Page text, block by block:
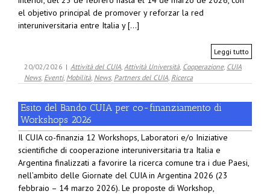
el objetivo principal de promover y reforzar la red
interuniversitaria entre Italia y [...]
Leggi tutto
20/02/2026 | Attività del CUIA, Attività Università, Cooperazione, CUIA
News, Eventi, Mobilità, News, Partners del CUIA, Ricerca
Esito del Bando CUIA per co-finanziamento di
Workshops 2026
Il CUIA co-finanzia 12 Workshops, Laboratori e/o Iniziative
scientifiche di cooperazione interuniversitaria tra Italia e
Argentina finalizzati a favorire la ricerca comune tra i due Paesi,
nell’ambito delle Giornate del CUIA in Argentina 2026 (23
febbraio – 14 marzo 2026). Le proposte di Workshop,